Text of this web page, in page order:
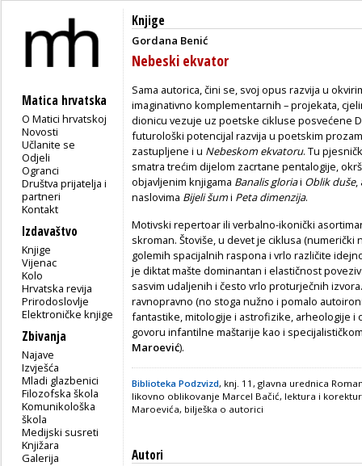
Matica hrvatska
O Matici hrvatskoj
Novosti
Učlanite se
Odjeli
Ogranci
Društva prijatelja i
partneri
Kontakt
Izdavaštvo
Knjige
Vijenac
Kolo
Hrvatska revija
Prirodoslovlje
Elektroničke knjige
Zbivanja
Najave
Izvješća
Mladi glazbenici
Filozofska škola
Komunikološka
škola
Medijski susreti
Knjižara
Galerija
Knjige
Gordana Benić
Nebeski ekvator
Sama autorica, čini se, svoj opus razvija u
imaginativno komplementarnih – projekata,
dionicu vezuje uz poetske cikluse posvećene
futurološki potencijal razvija u poetskim
zastupljene i u Nebeskom ekvatoru. Tu
smatra trećim dijelom zacrtane pentalogije,
objavljenim knjigama Banalis gloriai Oblik duše,
naslovima Bijeli šumi Peta dimenzija.
Motivski repertoar ili verbalno-ikonički
skroman. Štoviše, u devet je ciklusa
golemih spacijalnih raspona i vrlo različite
je diktat mašte dominantan i elastičnost
sasvim udaljenih i često vrlo proturječnih
ravnopravno (no stoga nužno i pomalo
fantastike, mitologije i astrofizike, arheologije
govoru infantilne maštarije kao i
Maroević).
Biblioteka Podzvizd, knj. 11, glavna urednica
likovno oblikovanje Marcel Bačić, lektura i
Maroevića, bilješka o autorici
Autori